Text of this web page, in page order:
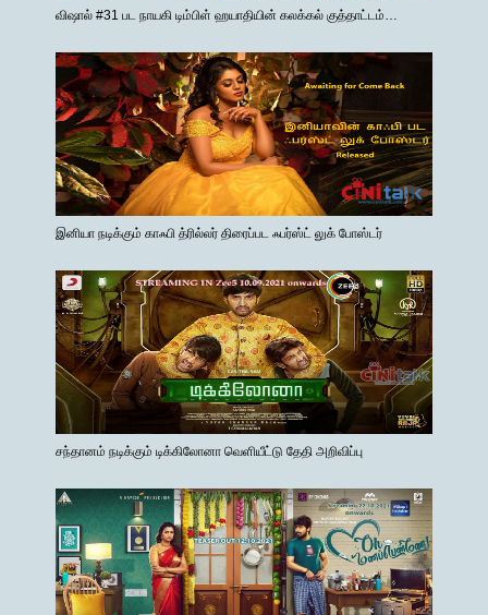
விஷால் #31 பட நாயகி டிம்பிள் ஹயாதியின் கலக்கல் குத்தாட்டம்…
இனியா நடிக்கும் காஃபி த்ரில்லர் திரைப்பட ஃபர்ஸ்ட் லுக் போஸ்டர்
சந்தானம் நடிக்கும் டிக்கிலோனா வெளியீட்டு தேதி அறிவிப்பு